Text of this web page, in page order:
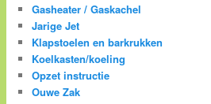
Gasheater / Gaskachel
Jarige Jet
Klapstoelen en barkrukken
Koelkasten/koeling
Opzet instructie
Ouwe Zak